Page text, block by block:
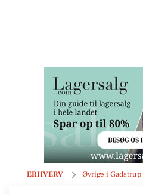
ERHVERV Øvrige i Gadstrup
AKTIESELSKABET AF 10.9.1971